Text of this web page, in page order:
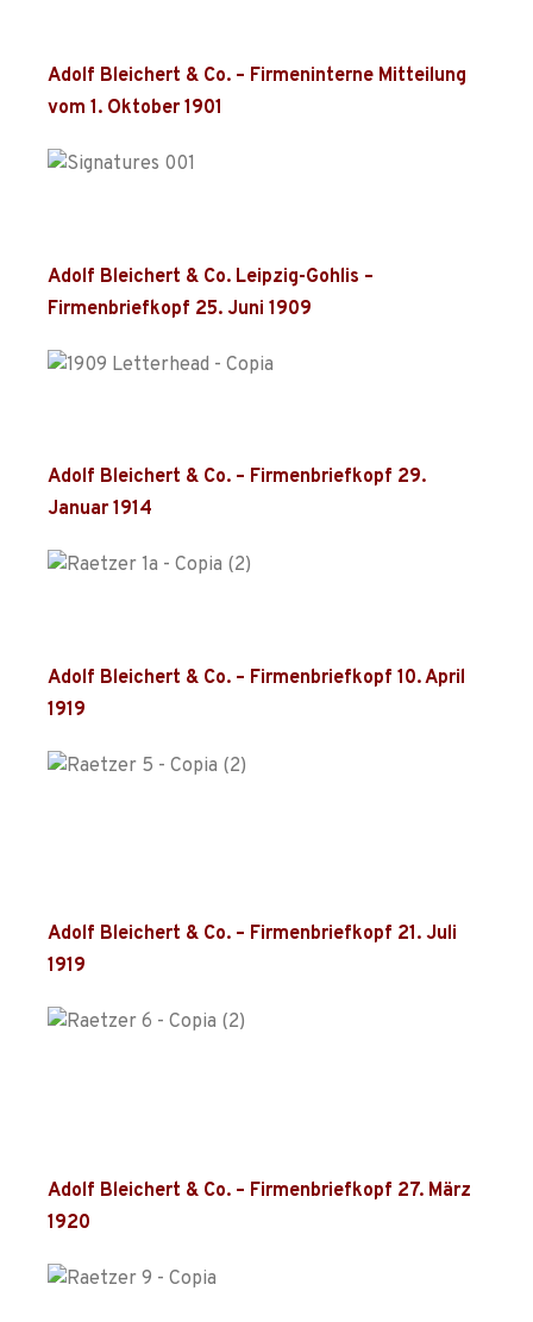
Adolf Bleichert & Co. – Firmeninterne Mitteilung
vom 1. Oktober 1901
Adolf Bleichert & Co. Leipzig-Gohlis –
Firmenbriefkopf 25. Juni 1909
Adolf Bleichert & Co. – Firmenbriefkopf 29.
Januar 1914
Adolf Bleichert & Co. – Firmenbriefkopf 10. April
1919
Adolf Bleichert & Co. – Firmenbriefkopf 21. Juli
1919
Adolf Bleichert & Co. – Firmenbriefkopf 27. März
1920